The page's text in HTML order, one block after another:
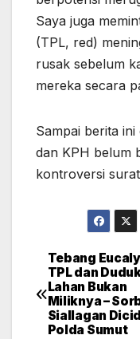
Saya juga
(TPL, red)
rusak sebelum
mereka secara
Sampai berita
dan KPH belum
kontroversi
Post
Tebang
TPL dan
Lahan Bukan
Miliknya –
Siallagan
Polda Sumut